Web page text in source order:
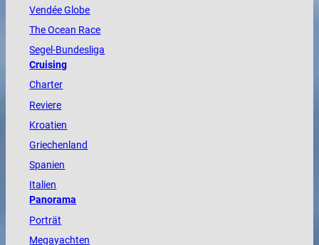
VendéeGlobe
TheOcean Race
Segel-Bundesliga
Cruising
Charter
Reviere
Kroatien
Griechenland
Spanien
Italien
Panorama
Porträt
Megayachten